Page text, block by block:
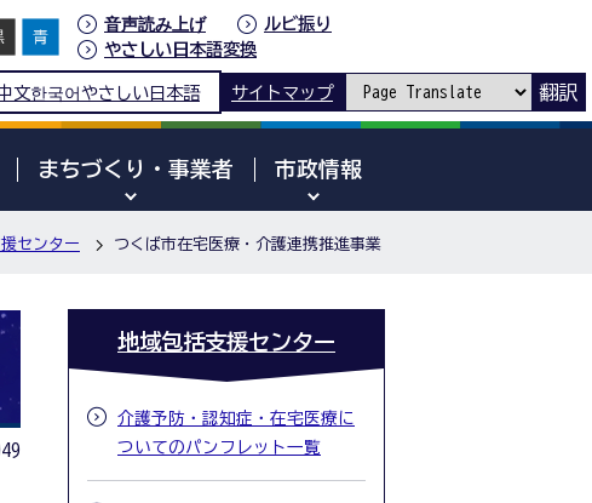
音声読み上げ
ルビ振り
やさしい日本語変換
文한국어 やさしい日本語 サイトマップ 翻訳
まちづくり・事業者 市政情報
センター つくば市在宅医療・介護連携推進事業
地域包括支援センター
介護予防・認知症・在宅医療に
ついてのパンフレット一覧